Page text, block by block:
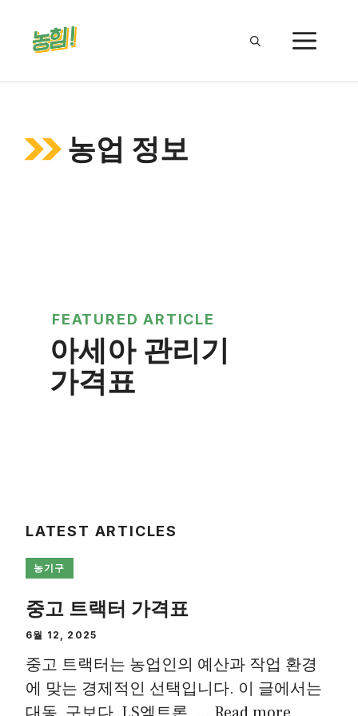
content
농업 정보
FEATURED ARTICLE
아세아 관리기
가격표
LATEST ARTICLES
농기구
중고 트랙터 가격표
6월 12, 2025
중고 트랙터는 농업인의 예산과 작업 환경
에 맞는 경제적인 선택입니다. 이 글에서는